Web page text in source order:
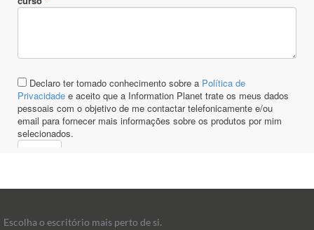
Escolha o escritório mais perto de si.